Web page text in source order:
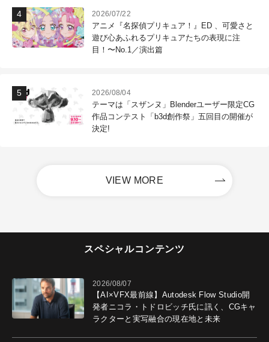
2026/07/22
アニメ『名探偵プリキュア！』ED 、可愛さと
遊び心あふれるプリキュアたちの表現に注
目！〜No.1／演出篇
2026/08/04
テーマは「スザンヌ」Blenderユーザー限定CG
作品コンテスト「b3d創作祭」五回目の開催が
決定!
VIEW MORE
スペシャルコンテンツ
2026/08/07
【AI×VFX最前線】Autodesk Flow Studio開
発者ニコラ・トドロビッチ氏に訊く、CGキャ
ラクターと実写融合の現在地と未来